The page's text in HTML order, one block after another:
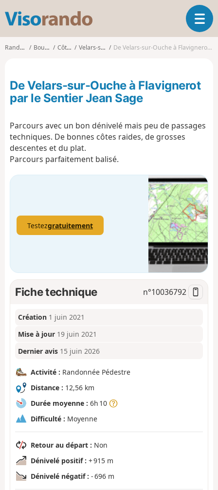
s
o
d
o
O
u
l
v
i
o
n
Randonnées Bourgogne Côte-d'Or Velars-sur-Ouche De Velars-sur-Ouche à Flavignerot par le Sentier Jean Sage
De Velars-sur-Ouche à Flavignerot
par le Sentier Jean Sage
Parcours avec un bon dénivelé mais peu de passages
techniques. De bonnes côtes raides, de grosses
descentes et du plat.
Parcours parfaitement balisé.
Testezgratuitement
Fiche technique n°10036792
Création 1 juin 2021
Mise à jour 19 juin 2021
Dernier avis 15 juin 2026
Activité : Randonnée Pédestre
Distance : 12,56 km
Durée moyenne : 6h 10
Difficulté : Moyenne
Retour au départ : Non
Dénivelé positif : + 915 m
Dénivelé négatif : - 696 m